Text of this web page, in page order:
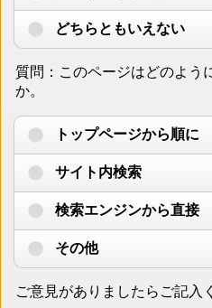
どちらともいえない
質問：このページはどのよう
か。
トップページから順に
サイト内検索
検索エンジンから直接
その他
ご意見がありましたらご記入